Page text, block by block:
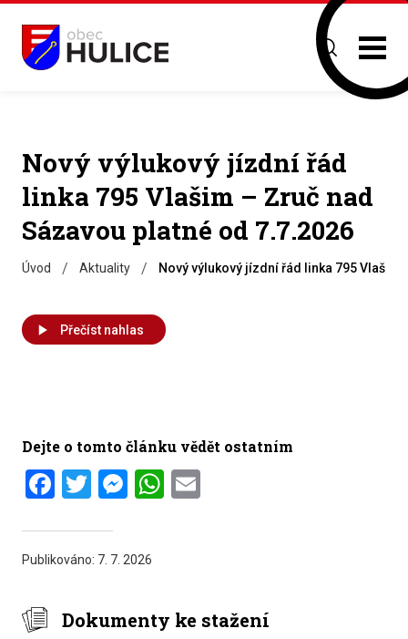
Nový výlukový jízdní řád
linka 795 Vlašim – Zruč nad
Sázavou platné od 7.7.2026
Úvod / Aktuality / Nový výlukový jízdní řád linka 795 Vlašim
Přečíst nahlas
Dejte o tomto článku vědět ostatním
Facebook
Twitter
Messenger
WhatsApp
Publikováno: 7. 7. 2026
Dokumenty ke stažení